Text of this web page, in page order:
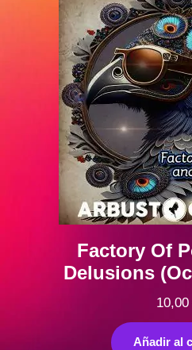
Factory Of
Delusions
10,00
Añadir al